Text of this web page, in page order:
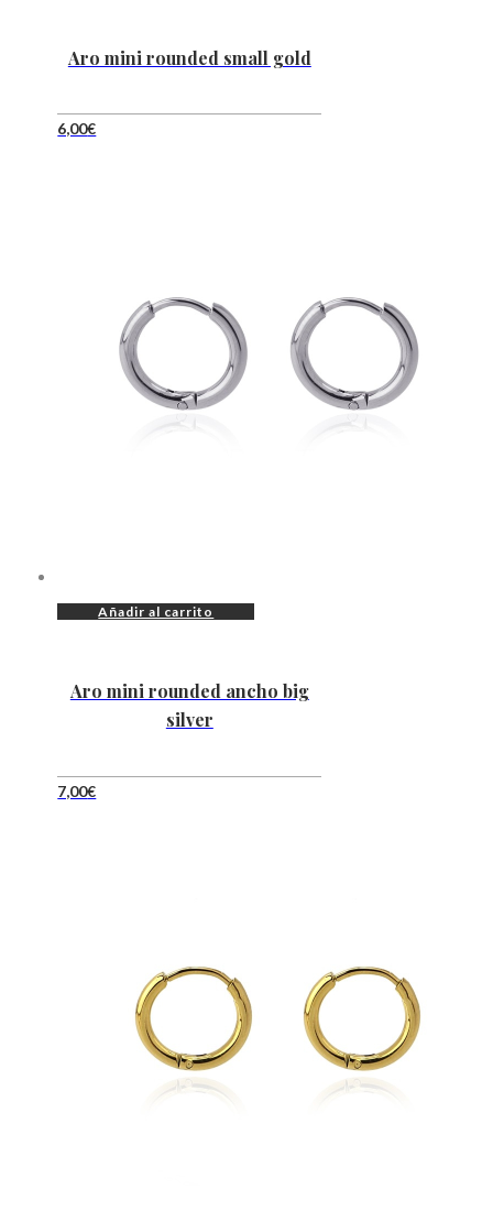
Aro mini rounded small gold
6,00€
Añadir al carrito
Aro mini rounded ancho big
silver
7,00€